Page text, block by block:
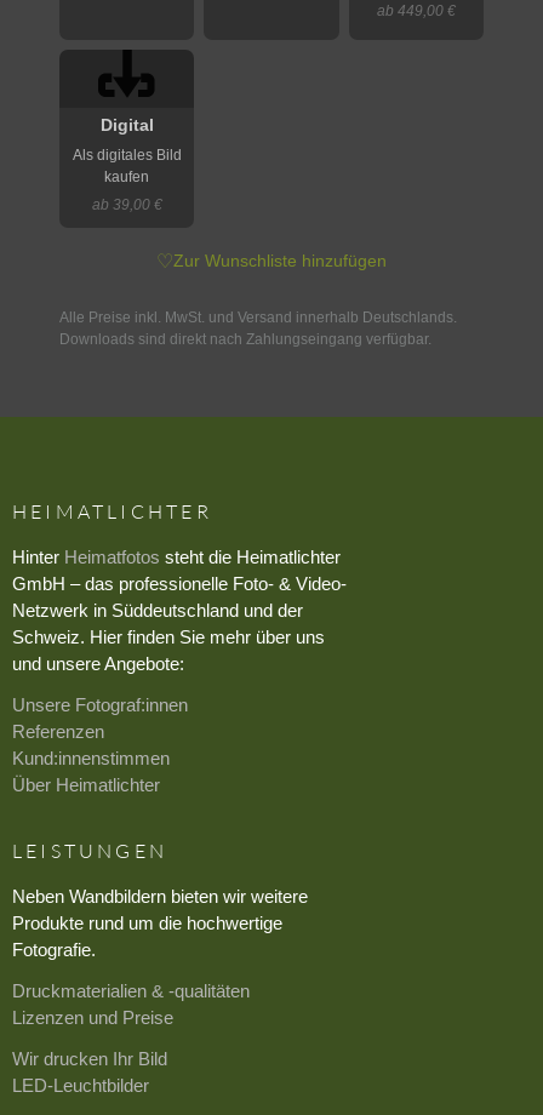
ab 449,00 €
Digital
Als digitales Bild
kaufen
ab 39,00 €
♡Zur Wunschliste hinzufügen
Alle Preise inkl. MwSt. und Versand innerhalb Deutschlands.
Downloads sind direkt nach Zahlungseingang verfügbar.
HEIMATLICHTER
Hinter Heimatfotos steht die Heimatlichter
GmbH – das professionelle Foto- & Video-
Netzwerk in Süddeutschland und der
Schweiz. Hier finden Sie mehr über uns
und unsere Angebote:
Unsere Fotograf:innen
Referenzen
Kund:innenstimmen
Über Heimatlichter
LEISTUNGEN
Neben Wandbildern bieten wir weitere
Produkte rund um die hochwertige
Fotografie.
Druckmaterialien & -qualitäten
Lizenzen und Preise
Wir drucken Ihr Bild
LED-Leuchtbilder